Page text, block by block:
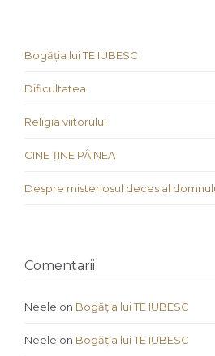
Bogăția lui TE IUBESC
Dificultatea
Religia viitorului
CINE ȚINE PÂINEA
Despre misteriosul deces al
Comentarii
Neele on Bogăția lui TE IUBESC
Neele on Bogăția lui TE IUBESC